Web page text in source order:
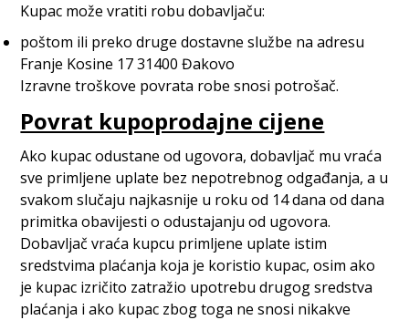
Kupac može vratiti robu dobavljaču:
poštom ili preko druge dostavne službe na adresu
Franje Kosine 17 31400 Đakovo
Izravne troškove povrata robe snosi potrošač.
Povrat kupoprodajne cijene
Ako kupac odustane od ugovora, dobavljač mu vraća
sve primljene uplate bez nepotrebnog odgađanja, a u
svakom slučaju najkasnije u roku od 14 dana od dana
primitka obavijesti o odustajanju od ugovora.
Dobavljač vraća kupcu primljene uplate istim
sredstvima plaćanja koja je koristio kupac, osim ako
je kupac izričito zatražio upotrebu drugog sredstva
plaćanja i ako kupac zbog toga ne snosi nikakve